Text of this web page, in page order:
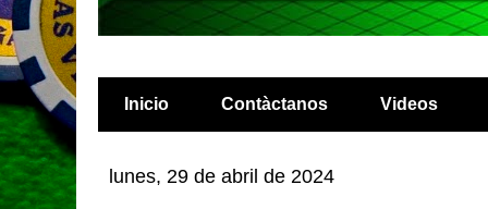
Inicio Contàctanos Videos
lunes, 29 de abril de 2024